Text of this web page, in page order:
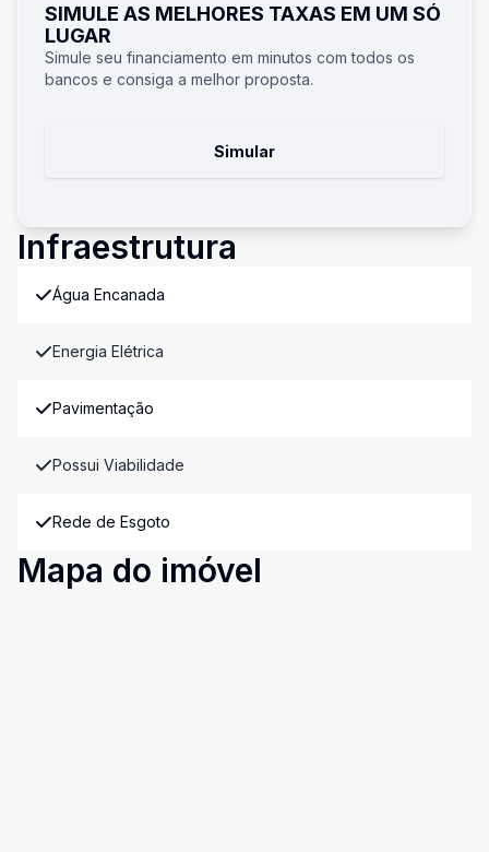
SIMULE AS MELHORES TAXAS EM UM SÓ
LUGAR
Simule seu financiamento em minutos com todos os
bancos e consiga a melhor proposta.
Simular
Infraestrutura
Água Encanada
Energia Elétrica
Pavimentação
Possui Viabilidade
Rede de Esgoto
Mapa do imóvel